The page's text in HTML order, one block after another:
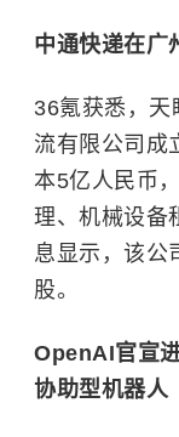
中通快递在广
36氪获悉，天
流有限公司成
本5亿人民币
理、机械设备
息显示，该公
股。
OpenAI官宣
协助型机器人